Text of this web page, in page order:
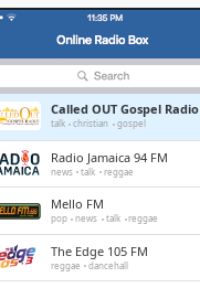
Called OUT Gospel Radio
talk christian gospel
Radio Jamaica 94 FM
news talk reggae
Mello FM
pop news talk reggae
The Edge 105 FM
reggae dancehall